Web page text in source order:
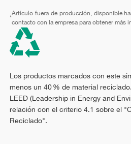
*
Artículo fuera de producción, disponible
contacto con la empresa para obtener más
Los productos marcados con este
menos un 40 % de material
LEED (Leadership in Energy and
relación con el criterio 4.1 sobre el
Reciclado".